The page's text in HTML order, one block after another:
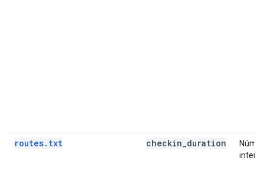
routes.txt checkin duration
inteiro